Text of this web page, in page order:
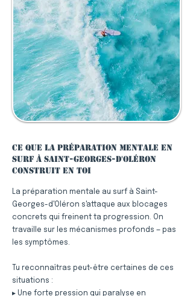
Ce que la préparation mentale en
surf à Saint-Georges-d'Oléron
construit en toi
La préparation mentale au surf à Saint-
Georges-d'Oléron s'attaque aux blocages
concrets qui freinent ta progression. On
travaille sur les mécanismes profonds — pas
les symptômes.
Tu reconnaîtras peut-être certaines de ces
situations :
▸ Une forte pression qui paralyse en